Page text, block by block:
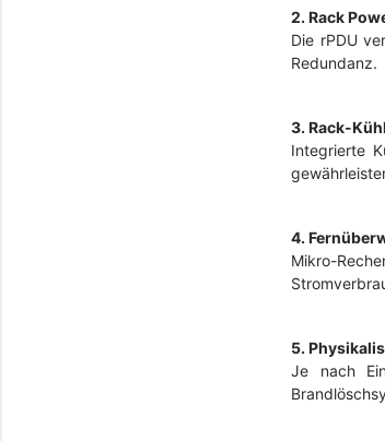
2. Rack
Die rPDU
Redundanz.
3. Rack-
Integrierte
4.
Mikro-
5.
Je nach